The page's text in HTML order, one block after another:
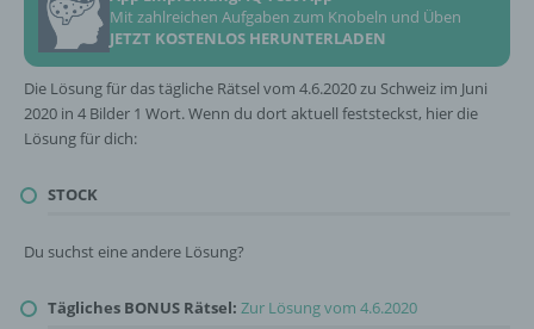
Mit zahlreichen Aufgaben zum Knobeln und Üben
JETZT KOSTENLOS HERUNTERLADEN
Die Lösung für das tägliche Rätsel vom 4.6.2020 zu Schweiz im Juni
2020 in 4 Bilder 1 Wort. Wenn du dort aktuell feststeckst, hier die
Lösung für dich:
STOCK
Du suchst eine andere Lösung?
Tägliches BONUS Rätsel: Zur Lösung vom 4.6.2020